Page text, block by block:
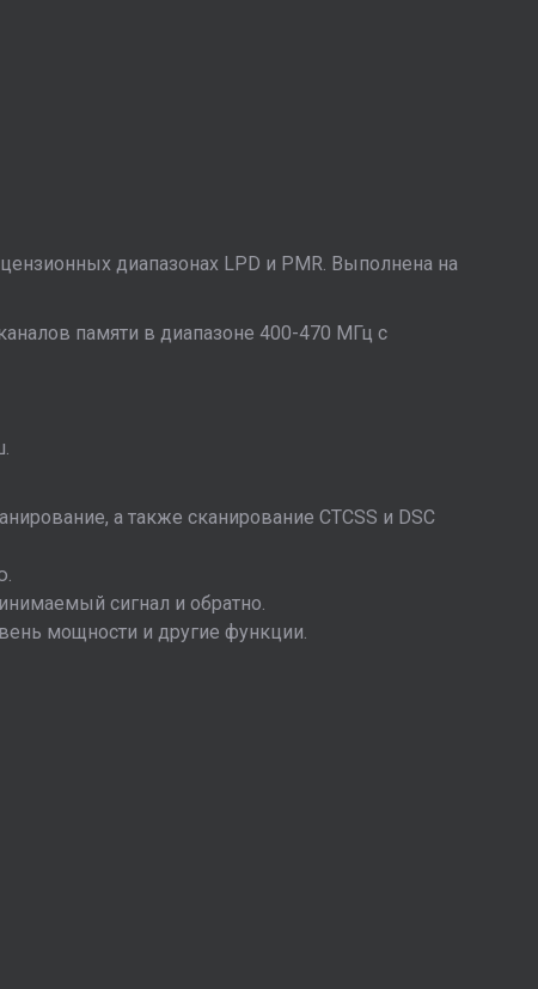
диапазонах LPD и PMR. Выполнена на
памяти в диапазоне 400-470 МГц c
а также сканирование CTCSS и DSC
сигнал и обратно.
мощности и другие функции.